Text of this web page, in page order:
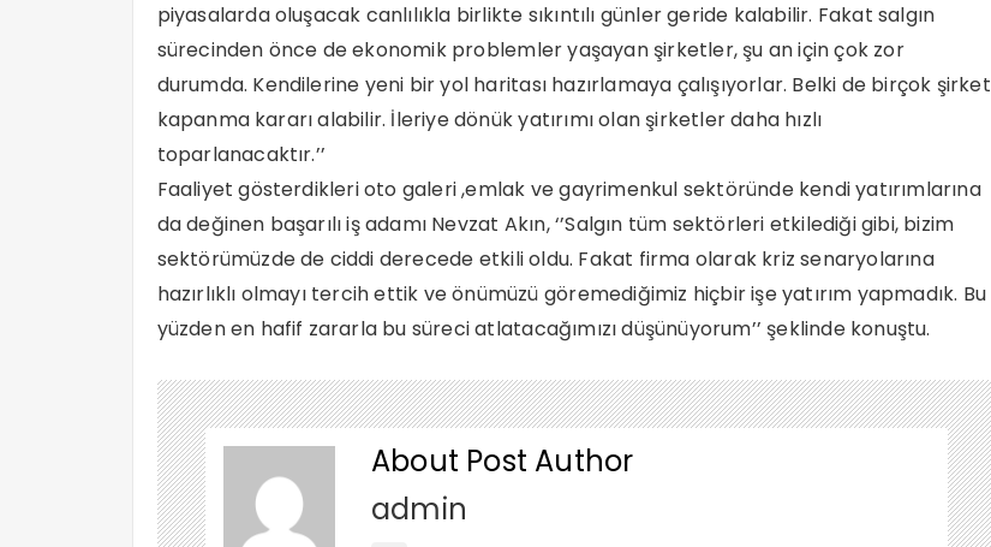
piyasalarda oluşacak canlılıkla birlikte sıkıntılı günler geride kalabilir. Fakat salgın
sürecinden önce de ekonomik problemler yaşayan şirketler, şu an için çok zor
durumda. Kendilerine yeni bir yol haritası hazırlamaya çalışıyorlar. Belki de birçok şirket
kapanma kararı alabilir. İleriye dönük yatırımı olan şirketler daha hızlı
toparlanacaktır.’’
Faaliyet gösterdikleri oto galeri ,emlak ve gayrimenkul sektöründe kendi yatırımlarına
da değinen başarılı iş adamı Nevzat Akın, ‘’Salgın tüm sektörleri etkilediği gibi, bizim
sektörümüzde de ciddi derecede etkili oldu. Fakat firma olarak kriz senaryolarına
hazırlıklı olmayı tercih ettik ve önümüzü göremediğimiz hiçbir işe yatırım yapmadık. Bu
yüzden en hafif zararla bu süreci atlatacağımızı düşünüyorum’’ şeklinde konuştu.
About Post Author
admin